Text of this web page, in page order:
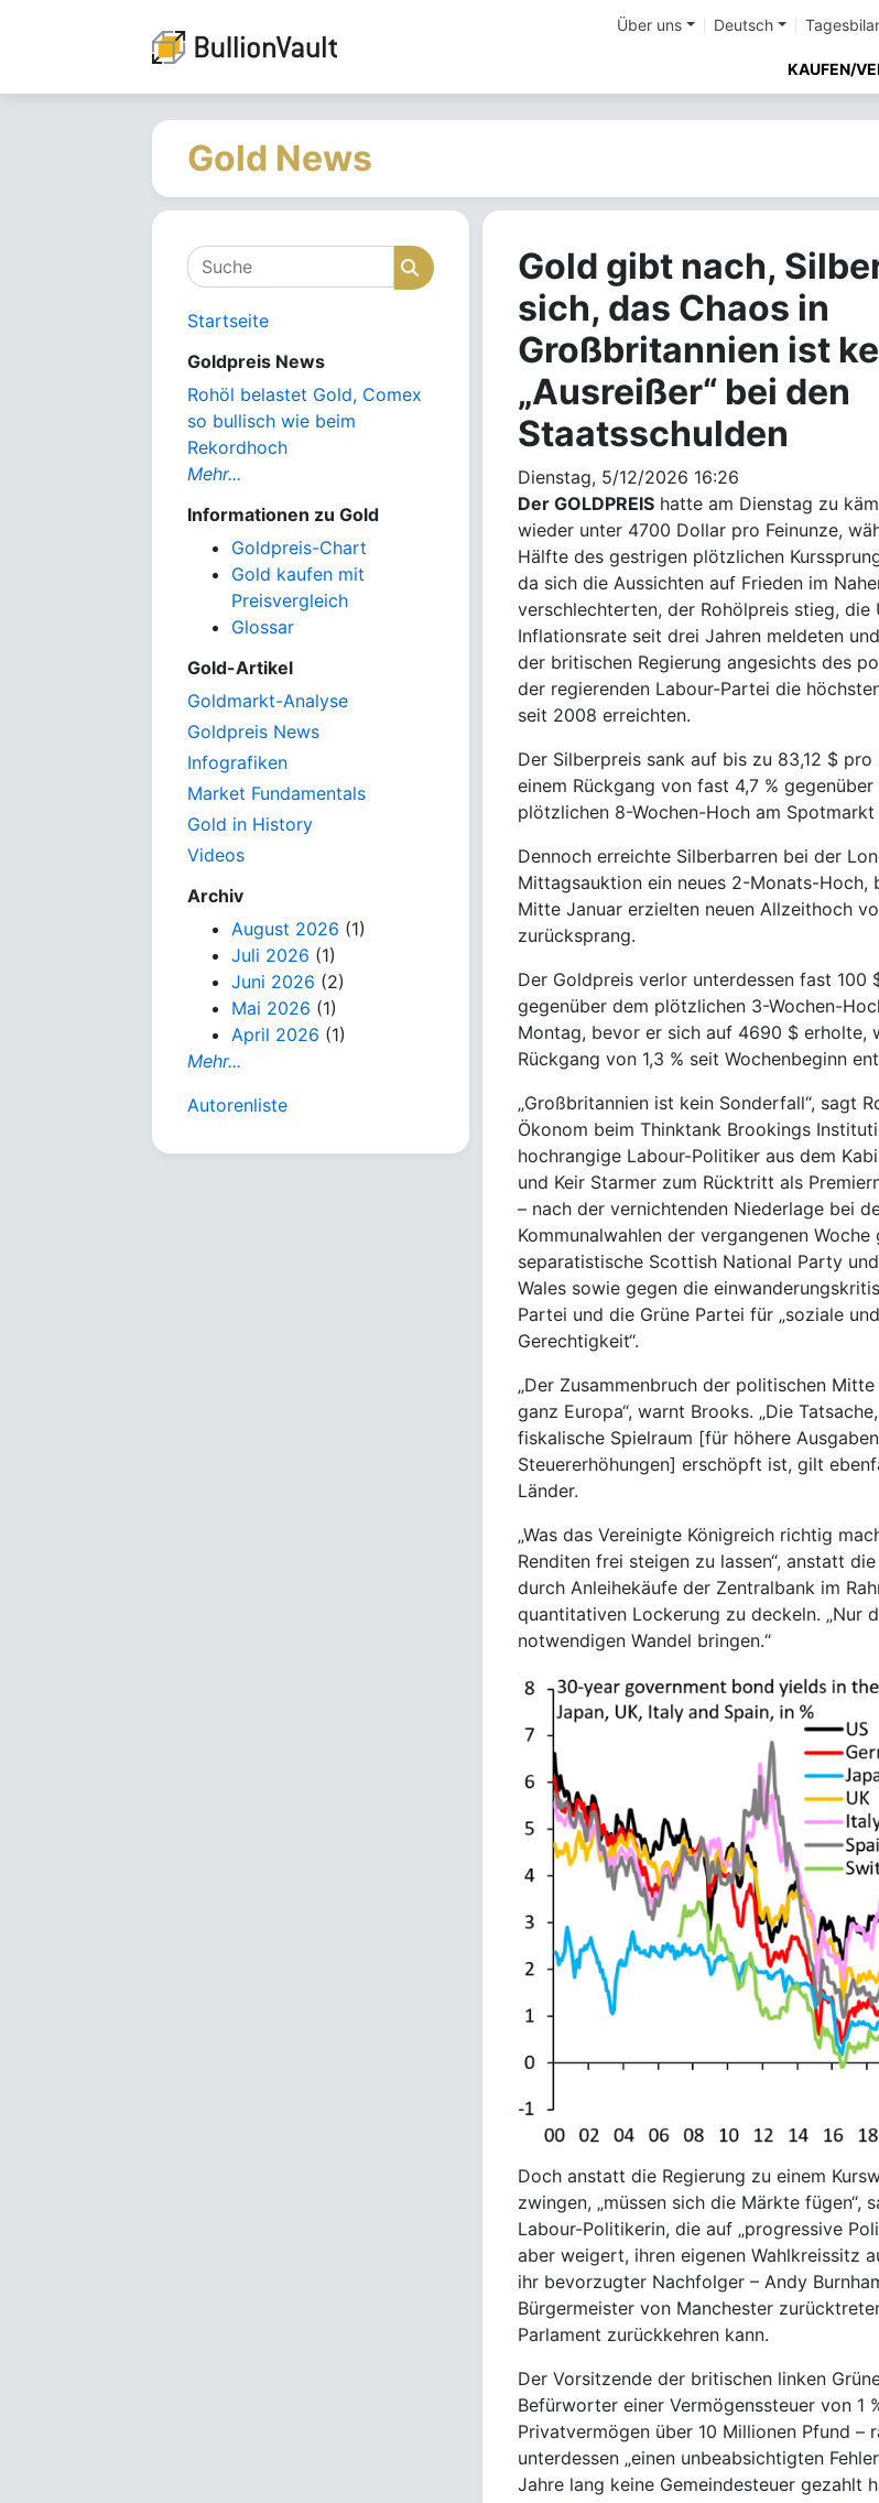
Über uns Deutsch
KAUFEN/
Gold News
Suche Suche
Startseite
Goldpreis News
Rohöl belastet Gold, Comex
so bullisch wie beim
Rekordhoch
Mehr...
Informationen zu Gold
Goldpreis-Chart
Gold kaufen mit
Preisvergleich
Glossar
Gold-Artikel
Goldmarkt-Analyse
Goldpreis News
Infografiken
Market Fundamentals
Gold in History
Videos
Archiv
August 2026 (1)
Juli 2026 (1)
Juni 2026 (2)
Mai 2026 (1)
April 2026 (1)
Mehr...
Autorenliste
Gold gibt nach,
sich, das Chaos in
Großbritannien ist
„Ausreißer“ bei den
Staatsschulden
Dienstag, 5/12/2026 16:26
Der GOLDPREIS hatte am Dienstag zu
wieder unter 4700 Dollar pro Feinunze,
Hälfte des gestrigen plötzlichen
da sich die Aussichten auf Frieden im
verschlechterten, der Rohölpreis stieg, die
Inflationsrate seit drei Jahren meldeten
der britischen Regierung angesichts des
der regierenden Labour-Partei die
seit 2008 erreichten.
Der Silberpreis sank auf bis zu 83,12 $ pro
einem Rückgang von fast 4,7 %
plötzlichen 8-Wochen-Hoch am
Dennoch erreichte Silberbarren bei der
Mittagsauktion ein neues 2-Monats-Hoch,
Mitte Januar erzielten neuen Allzeithoch
zurücksprang.
Der Goldpreis verlor unterdessen fast 100
gegenüber dem plötzlichen 3-Wochen-
Montag, bevor er sich auf 4690 $ erholte,
Rückgang von 1,3 % seit Wochenbeginn
„Großbritannien ist kein Sonderfall“, sagt
Ökonom beim Thinktank Brookings
hochrangige Labour-Politiker aus dem
und Keir Starmer zum Rücktritt als
– nach der vernichtenden Niederlage bei
Kommunalwahlen der vergangenen Woche
separatistische Scottish National Party
Wales sowie gegen die
Partei und die Grüne Partei für „soziale
Gerechtigkeit“.
„Der Zusammenbruch der politischen
ganz Europa“, warnt Brooks. „Die
fiskalische Spielraum [für höhere
Steuererhöhungen] erschöpft ist, gilt
Länder.
„Was das Vereinigte Königreich richtig
Renditen frei steigen zu lassen“, anstatt
durch Anleihekäufe der Zentralbank im
quantitativen Lockerung zu deckeln. „Nur
notwendigen Wandel bringen.“
Doch anstatt die Regierung zu einem
zwingen, „müssen sich die Märkte fügen“,
Labour-Politikerin, die auf „progressive
aber weigert, ihren eigenen Wahlkreissitz
ihr bevorzugter Nachfolger – Andy
Bürgermeister von Manchester
Parlament zurückkehren kann.
Der Vorsitzende der britischen linken
Befürworter einer Vermögenssteuer von 1
Privatvermögen über 10 Millionen Pfund –
unterdessen „einen unbeabsichtigten
Jahre lang keine Gemeindesteuer gezahlt